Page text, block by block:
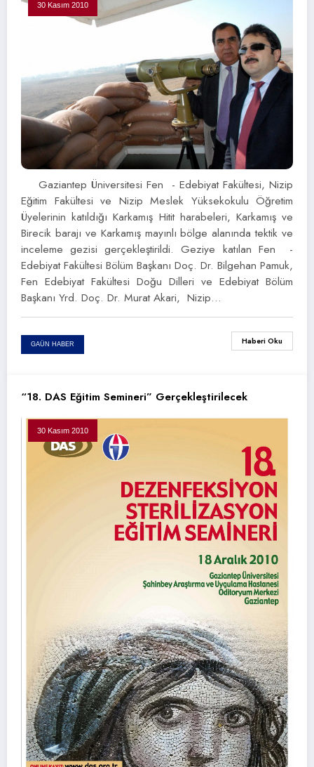
30 Kasım 2010
Gaziantep Üniversitesi Fen - Edebiyat Fakültesi, Nizip
Eğitim Fakültesi ve Nizip Meslek Yüksekokulu Öğretim
Üyelerinin katıldığı Karkamış Hitit harabeleri, Karkamış ve
Birecik barajı ve Karkamış mayınlı bölge alanında tektik ve
inceleme gezisi gerçekleştirildi. Geziye katılan Fen -
Edebiyat Fakültesi Bölüm Başkanı Doç. Dr. Bilgehan Pamuk,
Fen Edebiyat Fakültesi Doğu Dilleri ve Edebiyat Bölüm
Başkanı Yrd. Doç. Dr. Murat Akari, Nizip…
GAÜN HABER Haberi Oku
“18. DAS Eğitim Semineri” Gerçekleştirilecek
30 Kasım 2010